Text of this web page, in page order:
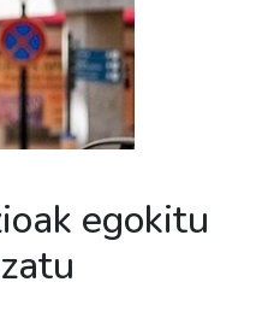
egokitu